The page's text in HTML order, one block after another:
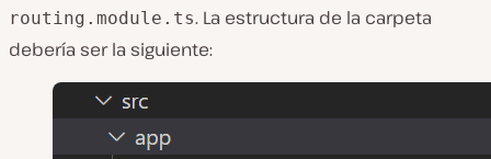
routing.module.ts. La estructura de la carpeta
debería ser la siguiente: